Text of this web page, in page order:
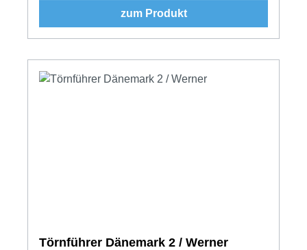
zum Produkt
Törnführer Dänemark 2 / Werner